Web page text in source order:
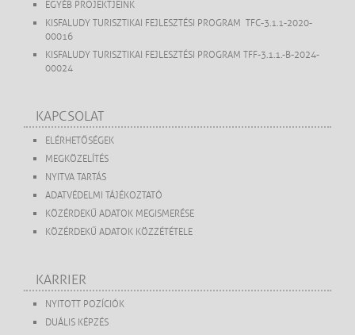
EGYÉB PROJEKTJEINK
KISFALUDY TURISZTIKAI FEJLESZTÉSI PROGRAM TFC-3.1.1-2020-
00016
KISFALUDY TURISZTIKAI FEJLESZTÉSI PROGRAM TFF-3.1.1.-B-2024-
00024
KAPCSOLAT
ELÉRHETŐSÉGEK
MEGKÖZELÍTÉS
NYITVA TARTÁS
ADATVÉDELMI TÁJÉKOZTATÓ
KÖZÉRDEKŰ ADATOK MEGISMERÉSE
KÖZÉRDEKŰ ADATOK KÖZZÉTÉTELE
KARRIER
NYITOTT POZÍCIÓK
DUÁLIS KÉPZÉS